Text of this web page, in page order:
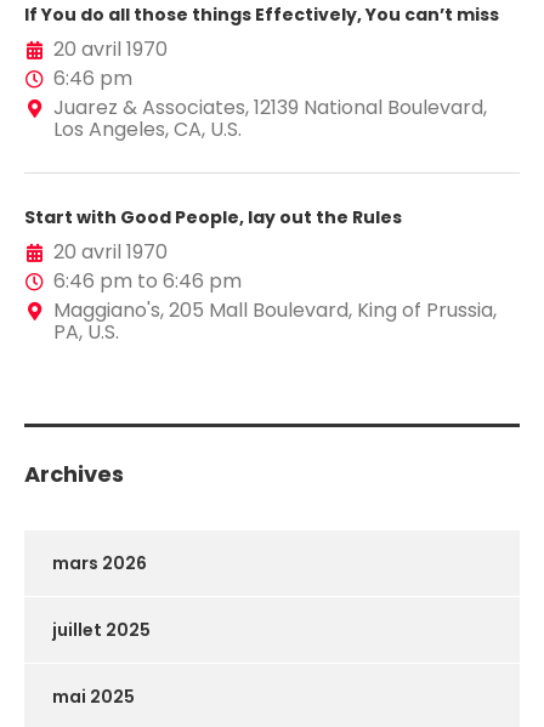
If You do all those things Effectively, You can’t miss
20 avril 1970
6:46 pm
Juarez & Associates, 12139 National Boulevard,
Los Angeles, CA, U.S.
Start with Good People, lay out the Rules
20 avril 1970
6:46 pm to 6:46 pm
Maggiano's, 205 Mall Boulevard, King of Prussia,
PA, U.S.
Archives
mars 2026
juillet 2025
mai 2025